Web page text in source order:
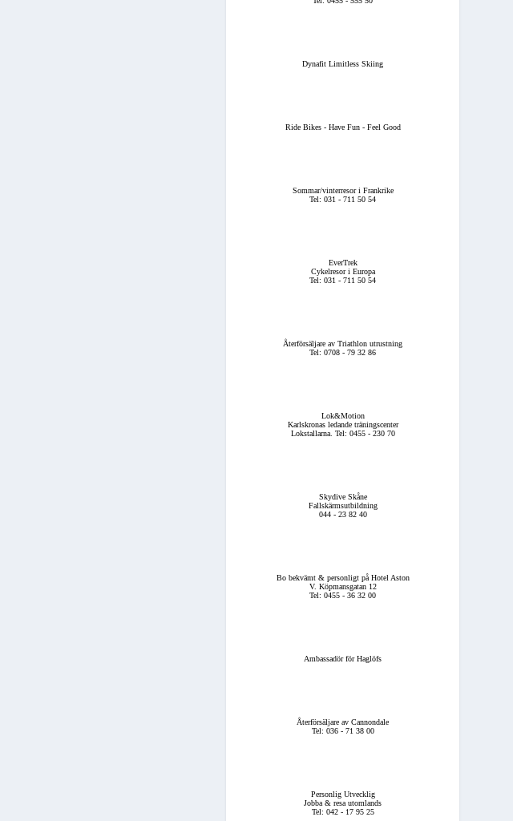
Dynafit Limitless Skiing
Ride Bikes - Have Fun - Feel Good
Sommar/vinterresor i Frankrike
Tel: 031 - 711 50 54
EverTrek
Cykelresor i Europa
Tel: 031 - 711 50 54
Återförsäljare av Triathlon utrustning
Tel: 0708 - 79 32 86
Lok&Motion
Karlskronas ledande träningscenter
Lokstallarna. Tel: 0455 - 230 70
Skydive Skåne
Fallskärmsutbildning
044 - 23 82 40
Bo bekvämt & personligt på Hotel Aston
V. Köpmansgatan 12
Tel: 0455 - 36 32 00
Ambassadör för Haglöfs
Återförsäljare av Cannondale
Tel: 036 - 71 38 00
Personlig Utvecklig
Jobba & resa utomlands
Tel: 042 - 17 95 25